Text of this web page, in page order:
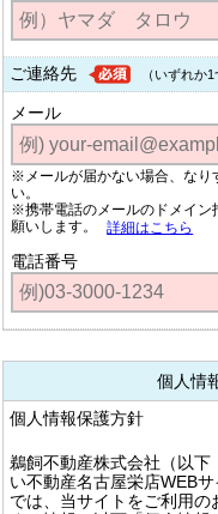
ご連絡先 （いずれか1
メール
※メールが届かない場合、なり
い。
※携帯電話のメールのドメイン
願いします。
詳細はこちら
電話番号
個人情
個人情報保護方針
鵜飼不動産株式会社（以
い不動産名古屋栄店WEB
では、当サイトをご利用